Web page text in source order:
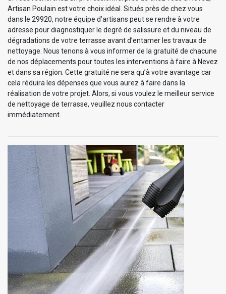
Artisan Poulain est votre choix idéal. Situés près de chez vous
dans le 29920, notre équipe d’artisans peut se rendre à votre
adresse pour diagnostiquer le degré de salissure et du niveau de
dégradations de votre terrasse avant d’entamer les travaux de
nettoyage. Nous tenons à vous informer de la gratuité de chacune
de nos déplacements pour toutes les interventions à faire à Nevez
et dans sa région. Cette gratuité ne sera qu’à votre avantage car
cela réduira les dépenses que vous aurez à faire dans la
réalisation de votre projet. Alors, si vous voulez le meilleur service
de nettoyage de terrasse, veuillez nous contacter
immédiatement.